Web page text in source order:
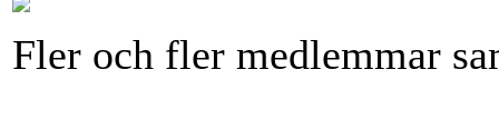
Fler och fler medlemmar